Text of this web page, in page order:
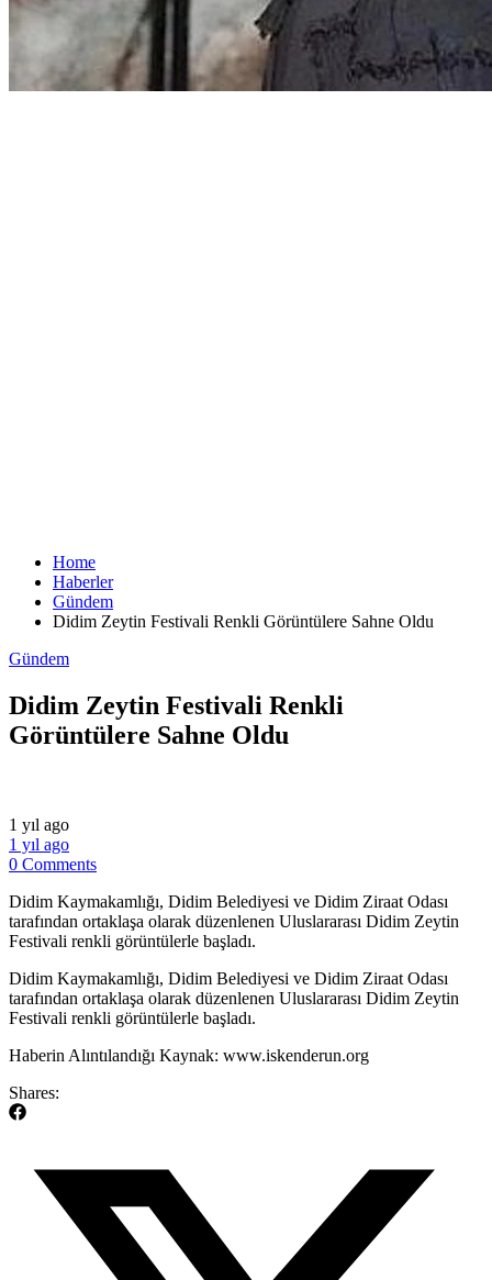
Home
Haberler
Gündem
Didim Zeytin Festivali Renkli Görüntülere Sahne Oldu
Gündem
Didim Zeytin Festivali Renkli
Görüntülere Sahne Oldu
1 yıl ago
1 yıl ago
0 Comments
Didim Kaymakamlığı, Didim Belediyesi ve Didim Ziraat Odası
tarafından ortaklaşa olarak düzenlenen Uluslararası Didim Zeytin
Festivali renkli görüntülerle başladı.
​Didim Kaymakamlığı, Didim Belediyesi ve Didim Ziraat Odası
tarafından ortaklaşa olarak düzenlenen Uluslararası Didim Zeytin
Festivali renkli görüntülerle başladı.
​Haberin Alıntılandığı Kaynak: www.iskenderun.org
Shares: